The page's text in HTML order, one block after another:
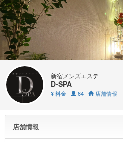
新宿メンズエステ
D-SPA
¥ 料金 64 店舗情報
店舗情報